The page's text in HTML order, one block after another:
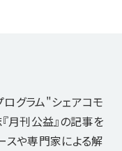
グラム"シェアコモ
月刊公益』の記事を
スや専門家による解